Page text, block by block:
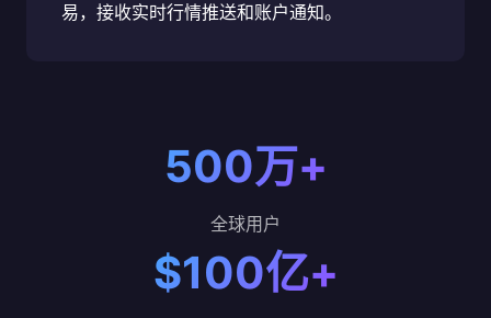
易，接收实时行情推送和账户通知。
500万+
全球用户
$100亿+